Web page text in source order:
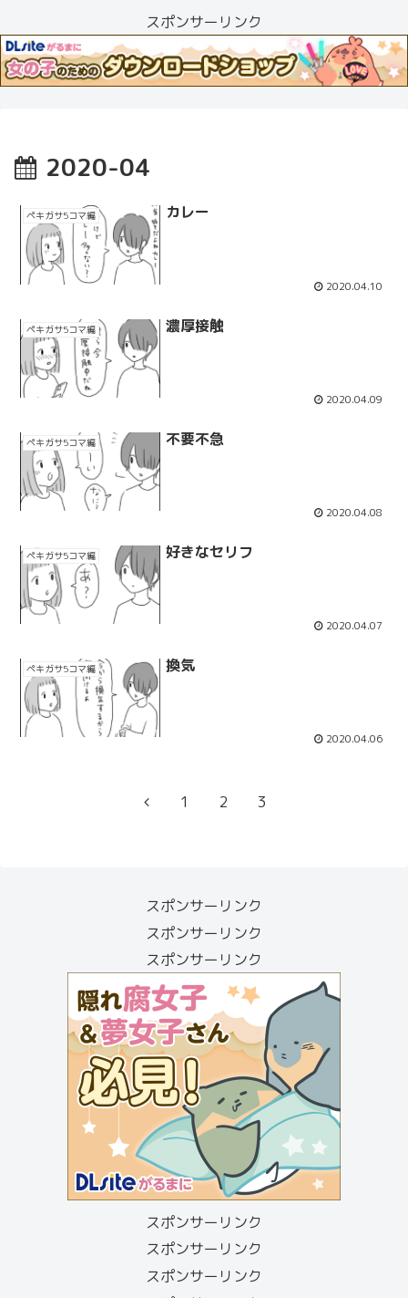
スポンサーリンク
2020-04
ペキガサ5コマ編 カレー
2020.04.10
ペキガサ5コマ編 濃厚接触
2020.04.09
ペキガサ5コマ編 不要不急
2020.04.08
ペキガサ5コマ編 好きなセリフ
2020.04.07
ペキガサ5コマ編 換気
2020.04.06
前
1 2 3
スポンサーリンク
スポンサーリンク
スポンサーリンク
スポンサーリンク
スポンサーリンク
スポンサーリンク